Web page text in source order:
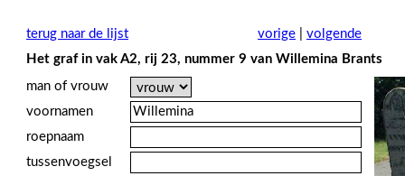
terug naar de lijst vorige
volgende
Het graf in vak A2, rij 23, nummer 9 van Willemina Brants
man of vrouw
voornamen
roepnaam
tussenvoegsel